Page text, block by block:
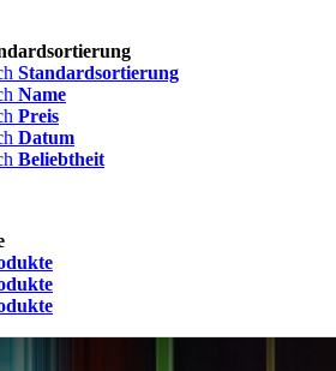
Standardsortierung
Name
Preis
Datum
Beliebtheit